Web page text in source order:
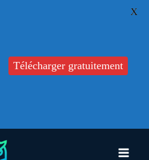
Télécharger gratuitement
X